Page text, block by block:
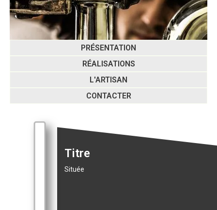
PRÉSENTATION
RÉALISATIONS
L'ARTISAN
CONTACTER
Titre
Située